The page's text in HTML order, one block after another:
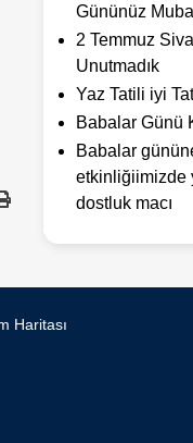
Gününüz
2 Temmuz
Unutmadık
Yaz Tatili iyi
Babalar Günü
Babalar
etkinliğiimizde
dostluk macı
Haritası